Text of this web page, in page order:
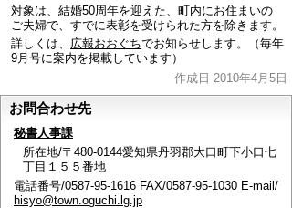
対象は、結婚50周年を迎えた、町内にお住まいの
ご夫婦で、すでに表彰を受けられた方を除きます。
詳しくは、 広報おおぐちでお知らせします。（毎年
9月号に案内を掲載しています）
作成日 2010年4月5日
お問合わせ先
秘書人事課
所在地/〒480-0144愛知県丹羽郡大口町下小口七
丁目１５５番地
電話番号/0587-95-1616 FAX/0587-95-1030 E-mail/
hisyo@town.oguchi.lg.jp